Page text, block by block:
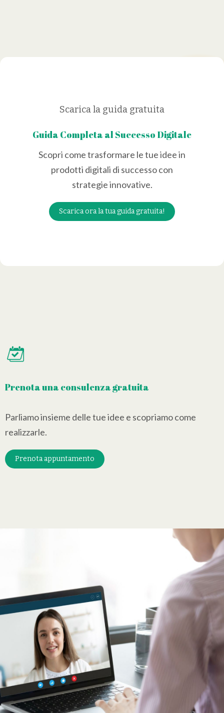
Scarica la guida gratuita
Guida Completa al Successo Digitale
Scopri come trasformare le tue idee in
prodotti digitali di successo con
strategie innovative.
Scarica ora la tua guida gratuita!
Prenota una consulenza gratuita
Parliamo insieme delle tue idee e scopriamo come
realizzarle.
Prenota appuntamento